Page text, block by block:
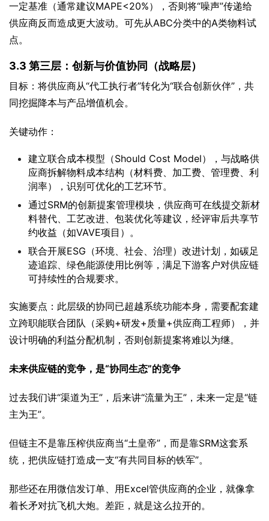
一定基准（通常建议MAPE<20%），否则将“噪声”传递给
供应商反而造成更大波动。可先从ABC分类中的A类物料试
点。
3.3 第三层：创新与价值协同（战略层）
目标：将供应商从“代工执行者”转化为“联合创新伙伴”，共
同挖掘降本与产品增值机会。
关键动作：
建立联合成本模型（Should Cost Model），与战略供
应商拆解物料成本结构（材料费、加工费、管理费、利
润率），识别可优化的工艺环节。
通过SRM的创新提案管理模块，供应商可在线提交新材
料替代、工艺改进、包装优化等建议，经评审后共享节
约收益（如VAVE项目）。
联合开展ESG（环境、社会、治理）改进计划，如碳足
迹追踪、绿色能源使用比例等，满足下游客户对供应链
可持续性的合规要求。
实施要点：此层级的协同已超越系统功能本身，需要配套建
立跨职能联合团队（采购+研发+质量+供应商工程师），并
设计明确的利益分配机制，否则创新提案将难以为继。
未来供应链的竞争，是“协同生态”的竞争
过去我们讲“渠道为王”，后来讲“流量为王”，未来一定是“链
主为王”。
但链主不是靠压榨供应商当“土皇帝”，而是靠SRM这套系
统，把供应链打造成一支“有共同目标的铁军”。
那些还在用微信发订单、用Excel管供应商的企业，就像拿
着长矛对抗飞机大炮。差距，就是这么拉开的。